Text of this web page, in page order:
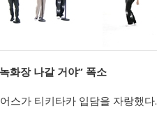
화장 나갈 거야” 폭소
스가 티키타카 입담을 자랑했다.